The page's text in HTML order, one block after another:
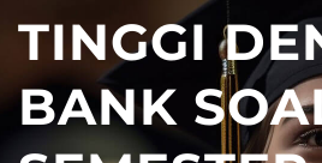
TINGGI
BANK